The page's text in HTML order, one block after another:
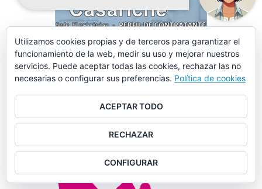
Utilizamos cookies propias y de terceros para garantizar el
funcionamiento de la web, medir su uso y mejorar nuestros
servicios. Puede aceptar todas las cookies, rechazar las no
necesarias o configurar sus preferencias. Política de cookies
ACEPTAR TODO
RECHAZAR
CONFIGURAR